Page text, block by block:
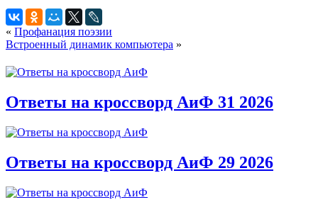
« Профанация поэзии
Встроенный динамик компьютера »
Ответы на кроссворд АиФ 31 2026
Ответы на кроссворд АиФ 29 2026